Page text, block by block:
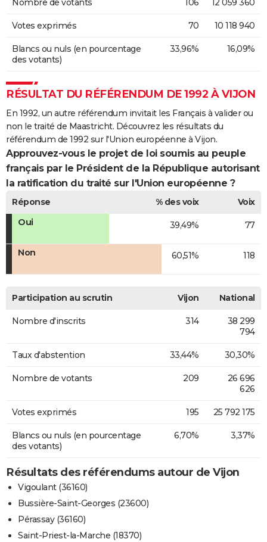
Nombre de votants 106 12 059 360
Votes exprimés 70 10 118 940
Blancs ou nuls (en pourcentage
des votants)
33,96% 16,09%
RÉSULTAT DU RÉFÉRENDUM DE 1992 À VIJON
En 1992, un autre référendum invitait les Français à valider ou
non le traité de Maastricht. Découvrez les résultats du
référendum de 1992 sur l'Union européenne à Vijon.
Approuvez-vous le projet de loi soumis au peuple
français par le Président de la République autorisant
la ratification du traité sur l'Union européenne ?
Réponse % des voix
Voix
Oui
39,49% 77
Non 60,51% 118
Participation au scrutin Vijon National
Nombre d'inscrits 314
38 299
794
Taux d'abstention 33,44% 30,30%
Nombre de votants 209
26 696
626
Votes exprimés 195 25 792 175
Blancs ou nuls (en pourcentage
des votants)
6,70% 3,37%
Résultats des référendums autour de Vijon
Vigoulant (36160)
Bussière-Saint-Georges (23600)
Pérassay (36160)
Saint-Priest-la-Marche (18370)